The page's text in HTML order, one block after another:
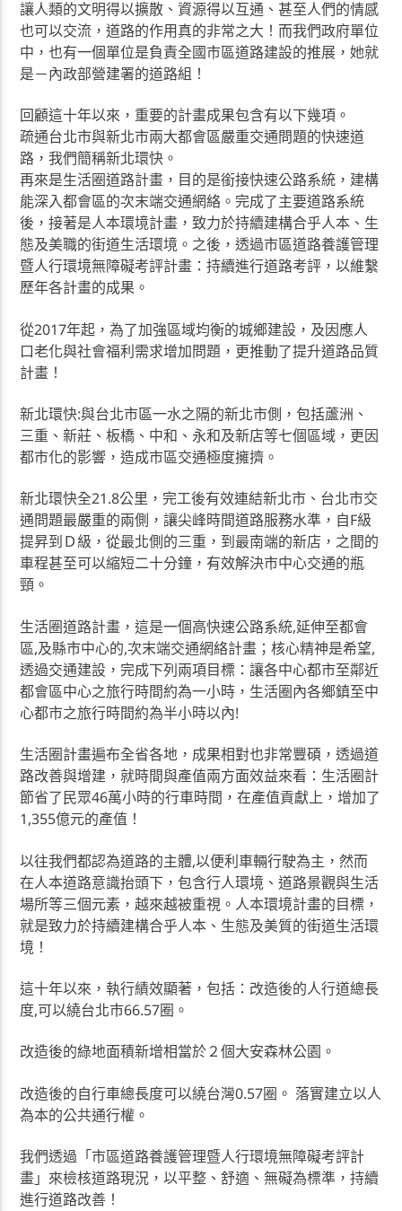
讓人類的文明得以擴散、資源得以互通、甚至人們的情感
也可以交流，道路的作用真的非常之大！而我們政府單位
中，也有一個單位是負責全國市區道路建設的推展，她就
是－內政部營建署的道路組！
回顧這十年以來，重要的計畫成果包含有以下幾項。
疏通台北市與新北市兩大都會區嚴重交通問題的快速道
路，我們簡稱新北環快。
再來是生活圈道路計畫，目的是銜接快速公路系統，建構
能深入都會區的次末端交通網絡。完成了主要道路系統
後，接著是人本環境計畫，致力於持續建構合乎人本、生
態及美職的街道生活環境。之後，透過市區道路養護管理
暨人行環境無障礙考評計畫：持續進行道路考評，以維繫
歷年各計畫的成果。
從2017年起，為了加強區域均衡的城鄉建設，及因應人
口老化與社會福利需求增加問題，更推動了提升道路品質
計畫！
新北環快:與台北市區一水之隔的新北市側，包括蘆洲、
三重、新莊、板橋、中和、永和及新店等七個區域，更因
都市化的影響，造成市區交通極度擁擠。
新北環快全21.8公里，完工後有效連結新北市、台北市交
通問題最嚴重的兩側，讓尖峰時間道路服務水準，自F級
提昇到Ｄ級，從最北側的三重，到最南端的新店，之間的
車程甚至可以縮短二十分鐘，有效解決市中心交通的瓶
頸。
生活圈道路計畫，這是一個高快速公路系統,延伸至都會
區,及縣市中心的,次末端交通網絡計畫；核心精神是希望,
透過交通建設，完成下列兩項目標：讓各中心都市至鄰近
都會區中心之旅行時間約為一小時，生活圈內各鄉鎮至中
心都市之旅行時間約為半小時以內!
生活圈計畫遍布全省各地，成果相對也非常豐碩，透過道
路改善與增建，就時間與產值兩方面效益來看：生活圈計
節省了民眾46萬小時的行車時間，在產值貢獻上，增加了
1,355億元的產值！
以往我們都認為道路的主體,以便利車輛行駛為主，然而
在人本道路意識抬頭下，包含行人環境、道路景觀與生活
場所等三個元素，越來越被重視。人本環境計畫的目標，
就是致力於持續建構合乎人本、生態及美質的街道生活環
境！
這十年以來，執行績效顯著，包括：改造後的人行道總長
度,可以繞台北市66.57圈。
改造後的綠地面積新增相當於２個大安森林公園。
改造後的自行車總長度可以繞台灣0.57圈。 落實建立以人
為本的公共通行權。
我們透過「市區道路養護管理暨人行環境無障礙考評計
畫」來檢核道路現況，以平整、舒適、無礙為標準，持續
進行道路改善！